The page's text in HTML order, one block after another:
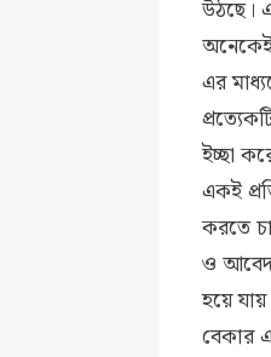
উঠছে।
এর
ইচ্ছা
একই
করতে
ও
হয়ে
বেকার